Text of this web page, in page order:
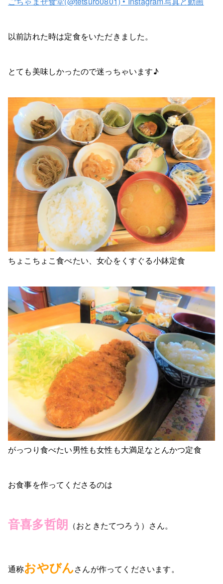
以前訪れた時は定食をいただきました。
とても美味しかったので迷っちゃいます♪
ちょこちょこ食べたい、女心をくすぐる小鉢定食
がっつり食べたい男性も女性も大満足なとんかつ定食
お食事を作ってくださるのは
音喜多哲朗 （おときたてつろう） さん。
通称おやびんさんが作ってくださいます。